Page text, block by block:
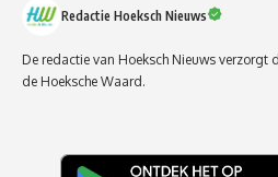
Redactie Hoeksch Nieuws
De redactie van Hoeksch Nieuws verzorgt
de Hoeksche Waard.